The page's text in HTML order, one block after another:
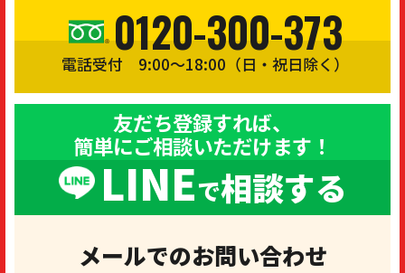
0120-300-373
電話受付 9:00〜18:00（日・祝日除く）
友だち登録すれば、
簡単にご相談いただけます！
LINEで相談する
メールでのお問い合わせ